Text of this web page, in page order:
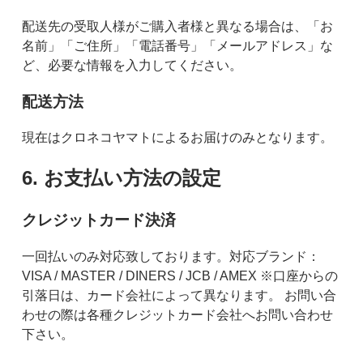
配送先の受取人様がご購入者様と異なる場合は、「お
名前」「ご住所」「電話番号」「メールアドレス」な
ど、必要な情報を入力してください。
配送方法
現在はクロネコヤマトによるお届けのみとなります。
6. お支払い方法の設定
クレジットカード決済
一回払いのみ対応致しております。対応ブランド：
VISA / MASTER / DINERS / JCB / AMEX ※口座からの
引落日は、カード会社によって異なります。 お問い合
わせの際は各種クレジットカード会社へお問い合わせ
下さい。